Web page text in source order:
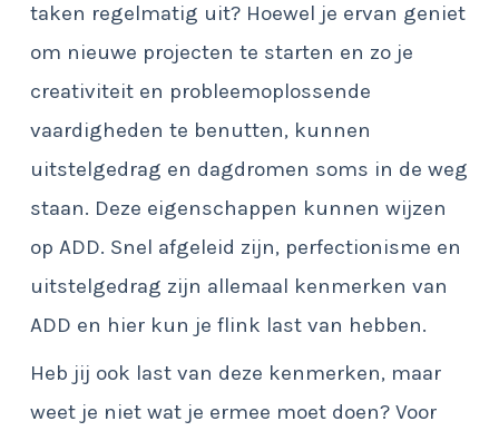
taken regelmatig uit? Hoewel je ervan geniet
om nieuwe projecten te starten en zo je
creativiteit en probleemoplossende
vaardigheden te benutten, kunnen
uitstelgedrag en dagdromen soms in de weg
staan. Deze eigenschappen kunnen wijzen
op ADD. Snel afgeleid zijn, perfectionisme en
uitstelgedrag zijn allemaal kenmerken van
ADD en hier kun je flink last van hebben.
Heb jij ook last van deze kenmerken, maar
weet je niet wat je ermee moet doen? Voor